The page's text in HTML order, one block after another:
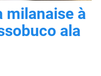
milanaise à
ala